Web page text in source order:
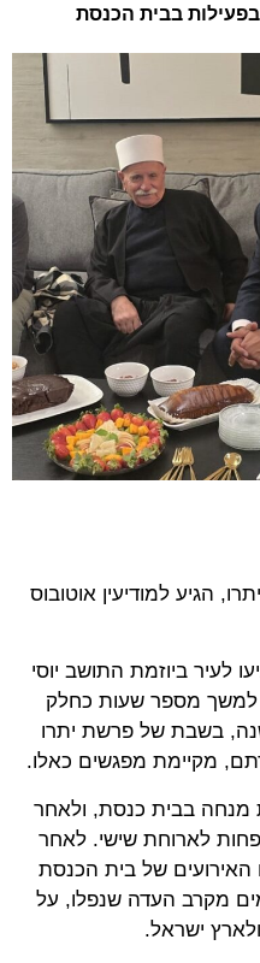
בבית הכנסת
הגיע למודיעין אוטובוס
לעיר ביוזמת התושב יוסי
למשך מספר שעות כחלק
בשבת של פרשת יתרו
מקיימת מפגשים כאלו.
מנחה בבית כנסת, ולאחר
לארוחת שישי. לאחר
האירועים של בית הכנסת
מקרב העדה שנפלו, על
ישראל.